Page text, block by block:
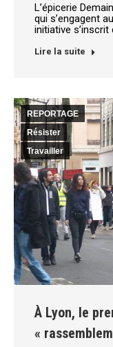
L’épicerie
qui s’engagent
initiative s’inscrit
Lire la suite
REPORTAGE
Résister
Travailler
À Lyon, le
«